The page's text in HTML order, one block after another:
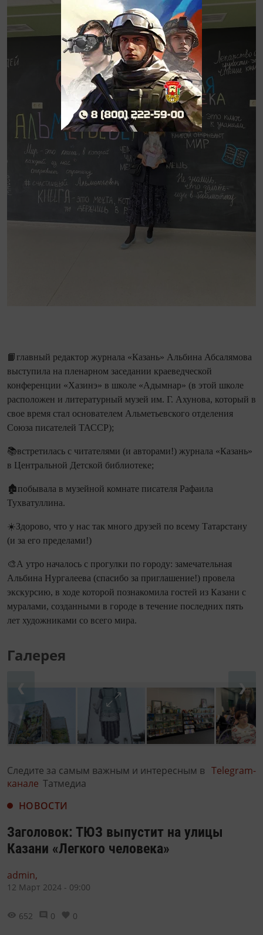
📙главный редактор журнала «Казань» Альбина Абсалямова
выступила на пленарном заседании краеведческой
конференции «Хазинэ» в школе «Адымнар» (в этой школе
расположен и литературный музей им. Г. Ахунова, который в
свое время стал основателем Альметьевского отделения
Союза писателей ТАССР);
📚встретилась с читателями (и авторами!) журнала «Казань»
в Центральной Детской библиотеке;
🏚️побывала в музейной комнате писателя Рафаила
Тухватуллина.
☀️Здорово, что у нас так много друзей по всему Татарстану
(и за его пределами!)
🎨А утро началось с прогулки по городу: замечательная
Альбина Нургалеева (спасибо за приглашение!) провела
экскурсию, в ходе которой познакомила гостей из Казани с
муралами, созданными в городе в течение последних пять
лет художниками со всего мира.
Галерея
❮ ❯
Следите за самым важным и интересным в Telegram-
канале Татмедиа
НОВОСТИ
Заголовок: ТЮЗ выпустит на улицы
Казани «Легкого человека»
admin,
12 Март 2024 - 09:00
652 0 0